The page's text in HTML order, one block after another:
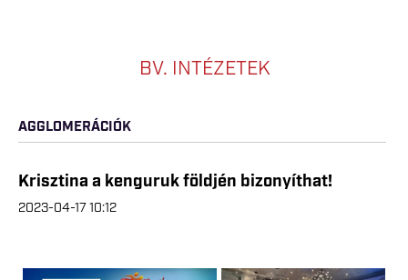
BV. INTÉZETEK
AGGLOMERÁCIÓK
Krisztina a kenguruk földjén bizonyíthat!
2023-04-17 10:12